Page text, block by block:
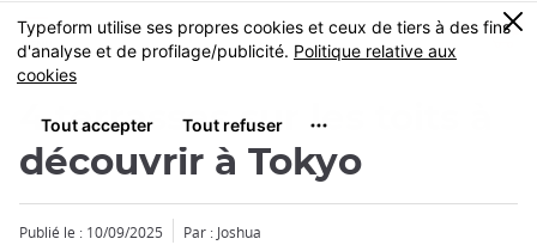
Skip
to
main
MENU
0
4 terrasses sur les toits à
découvrir à Tokyo
Publié le : 10/09/2025 Par : Joshua